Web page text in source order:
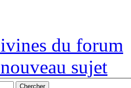
du forum
sujet